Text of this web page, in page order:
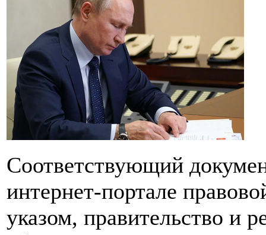
Соответствующий
интернет-портале
указом, правительство и